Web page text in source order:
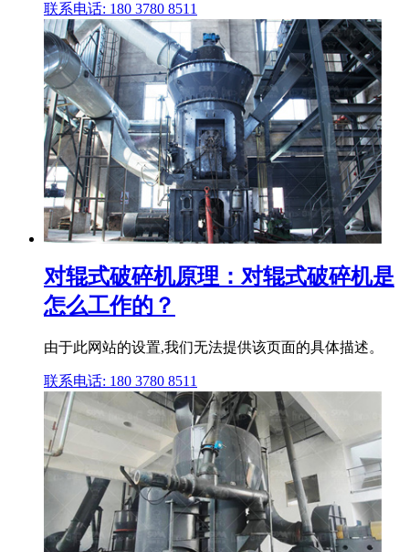
联系电话: 180 3780 8511
对辊式破碎机原理：对辊式破碎机是
怎么工作的？
由于此网站的设置,我们无法提供该页面的具体描述。
联系电话: 180 3780 8511